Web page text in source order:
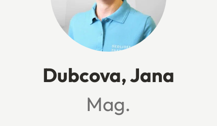
Dubcova, Jana
Mag.